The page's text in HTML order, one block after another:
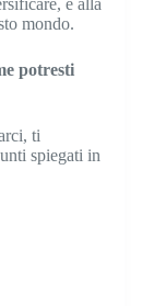
è alla
mondo.
potresti
ti
spiegati in